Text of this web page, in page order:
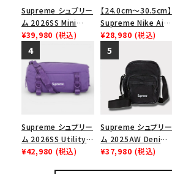
Supreme シュプリー
ム 2026SS Mini
Duffle Bag ミニダッ
フルバッグ ブラック
¥39,980 (税込)
【24.0cm～30.5cm】
Supreme Nike Air
Force 1 Low シュプ
リーム ナイキエアフォ
ース１スニーカー シ
ューズ ホワイト
¥28,980 (税込)
Supreme シュプリー
ム 2026SS Utility
Bag ユーティリティ
¥42,980 (税込)
Supreme シュプリー
ム 2025AW Denim
Shoulder Bag デニ
¥37,980 (税込)